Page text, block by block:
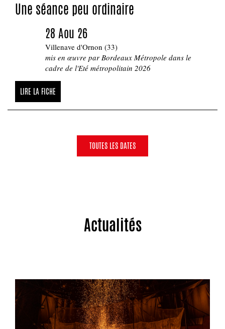
Une séance peu ordinaire
28 Aou 26
Villenave d'Ornon (33)
mis en œuvre par Bordeaux Métropole dans le
cadre de l'Eté métropolitain 2026
LIRE LA FICHE
TOUTES LES DATES
Actualités